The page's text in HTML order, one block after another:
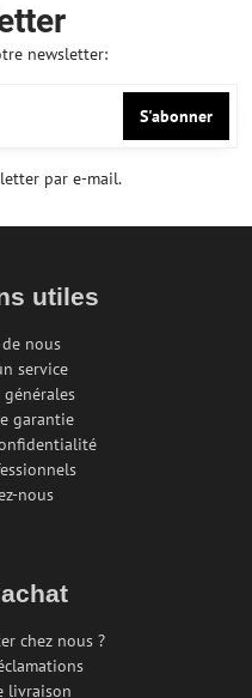
newsletter:
S'abonner
par e-mail.
utiles
nous
service
garantie
nous
chez nous ?
livraison